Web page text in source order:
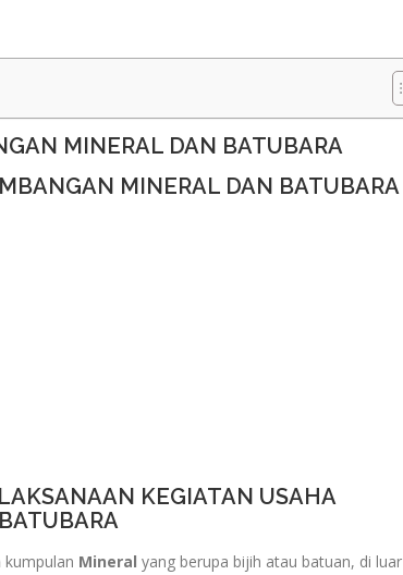
MINERAL DAN BATUBARA
MINERAL DAN BATUBARA
KEGIATAN USAHA
kumpulan Mineral yang berupa bijih atau batuan, di luar